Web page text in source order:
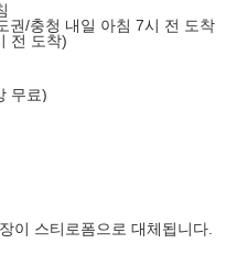
권/충청 내일 아침 7시 전 도착
전 도착)
무료)
이 스티로폼으로 대체됩니다.